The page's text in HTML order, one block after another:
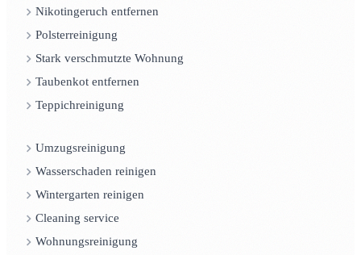
Nikotingeruch entfernen
Polsterreinigung
Stark verschmutzte Wohnung
Taubenkot entfernen
Teppichreinigung
Umzugsreinigung
Wasserschaden reinigen
Wintergarten reinigen
Cleaning service
Wohnungsreinigung